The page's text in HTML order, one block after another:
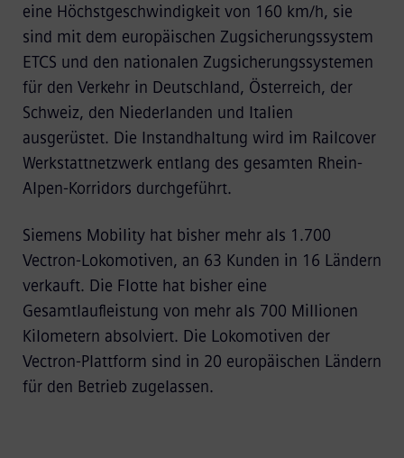
eine Höchstgeschwindigkeit von 160 km/h, sie
sind mit dem europäischen Zugsicherungssystem
ETCS und den nationalen Zugsicherungssystemen
für den Verkehr in Deutschland, Österreich, der
Schweiz, den Niederlanden und Italien
ausgerüstet. Die Instandhaltung wird im Railcover
Werkstattnetzwerk entlang des gesamten Rhein-
Alpen-Korridors durchgeführt.
Siemens Mobility hat bisher mehr als 1.700
Vectron-Lokomotiven, an 63 Kunden in 16 Ländern
verkauft. Die Flotte hat bisher eine
Gesamtlaufleistung von mehr als 700 Millionen
Kilometern absolviert. Die Lokomotiven der
Vectron-Plattform sind in 20 europäischen Ländern
für den Betrieb zugelassen.